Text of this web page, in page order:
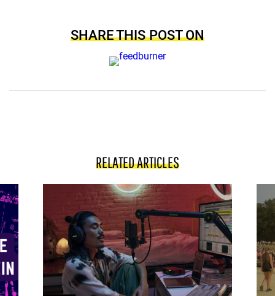
SHARE THIS POST ON
RELATED ARTICLES